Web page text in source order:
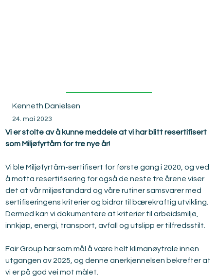
24. mai 2023
Vi er stolte av å kunne meddele at vi har blitt resertifisert
som Miljøfyrtårn for tre nye år!
Vi ble Miljøfyrtårn-sertifisert for første gang i 2020, og ved
å motta resertifisering for også de neste tre årene viser
det at vår miljøstandard og våre rutiner samsvarer med
sertifiseringens kriterier og bidrar til bærekraftig utvikling.
Dermed kan vi dokumentere at kriterier til arbeidsmiljø,
innkjøp, energi, transport, avfall og utslipp er tilfredsstilt.
Fair Group har som mål å være helt klimanøytrale innen
utgangen av 2025, og denne anerkjennelsen bekrefter at
vi er på god vei mot målet.
Kenneth Danielsen